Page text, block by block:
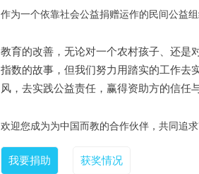
作为一个依靠社会公益捐赠运作的民间公益
教育的改善，无论对一个农村孩子、还是
指数的故事，但我们努力用踏实的工作去
风，去实践公益责任，赢得资助方的信任
欢迎您成为为中国而教的合作伙伴，共同追
我要捐助 获奖情况